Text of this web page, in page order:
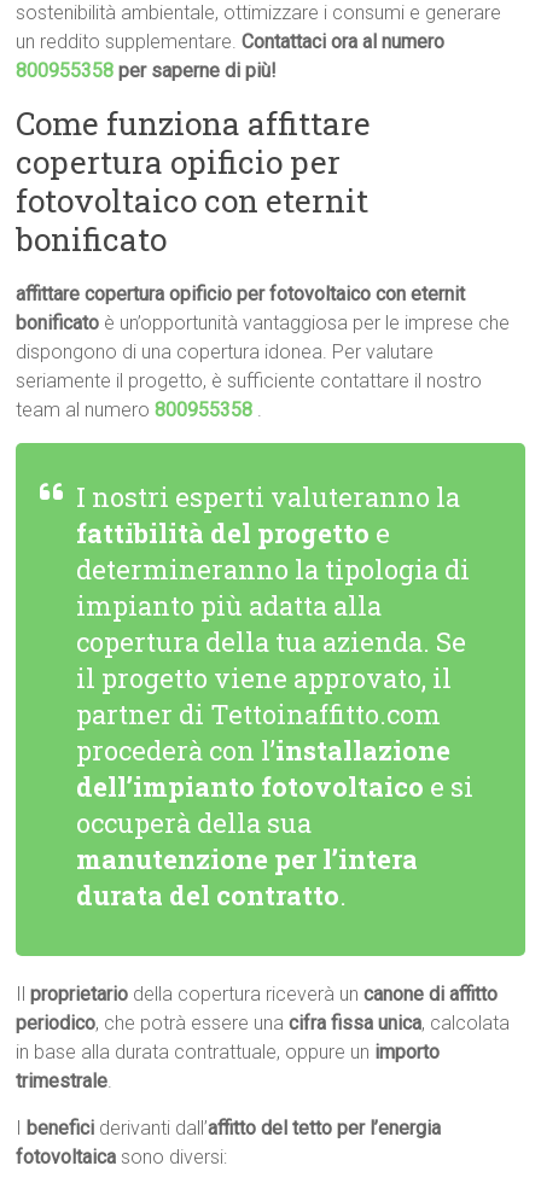
sostenibilità ambientale, ottimizzare i consumi e generare
un reddito supplementare.Contattaci ora al numero
800955358 per saperne di più!
Come funziona affittare
copertura opificio per
fotovoltaico con eternit
bonificato
affittare copertura opificio per fotovoltaico con eternit
bonificato è un’opportunità vantaggiosa per le imprese che
dispongono di una copertura idonea. Per valutare
seriamente il progetto, è sufficiente contattare il nostro
team al numero800955358 .
I nostri esperti valuteranno la
fattibilità del progetto e
determineranno la tipologia di
impianto più adatta alla
copertura della tua azienda. Se
il progetto viene approvato, il
partner di Tettoinaffitto.com
procederà con l’installazione
dell’impianto fotovoltaico e si
occuperà della sua
manutenzione per l’intera
durata del contratto.
Ilproprietario della copertura riceverà uncanone di affitto
periodico, che potrà essere unacifra fissa unica, calcolata
in base alla durata contrattuale, oppure un importo
trimestrale.
benefici derivanti dall’affitto del tetto per l’energia
fotovoltaica sono diversi: